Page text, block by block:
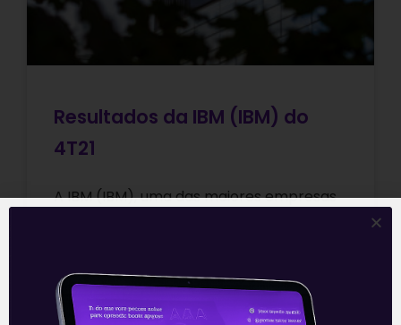
Resultados da IBM (IBM) do
4T21
A IBM (IBM), uma das maiores empresas
Leia mais